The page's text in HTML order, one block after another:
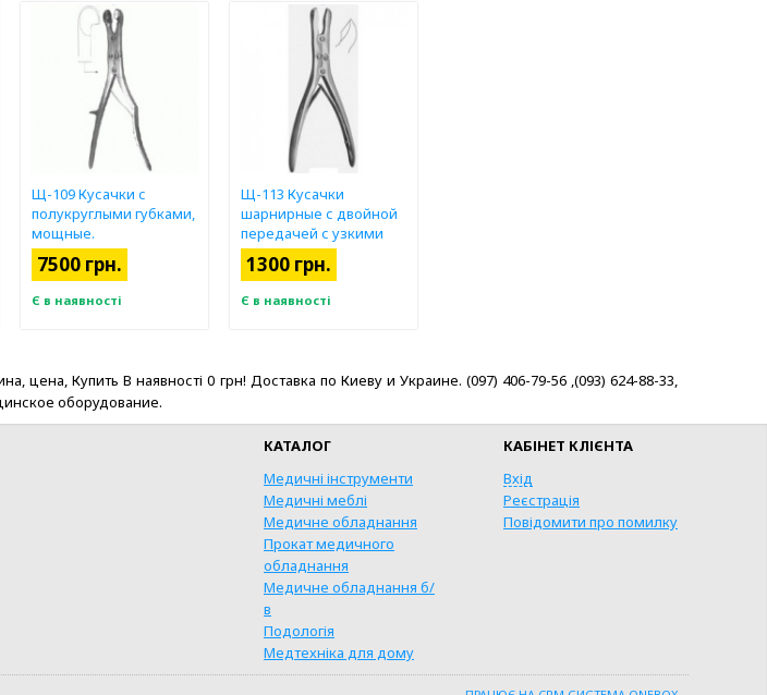
Щ-109 Кусачки с
полукруглыми губками,
мощные.
7500 грн.
Є в наявності
Щ-113 Кусачки
шарнирные с двойной
передачей с узкими
овальными губками,
изогнутые по
плоскости (по Янсену).
1300 грн.
Є в наявності
КУПИТИ
ШВИДКА ПОКУПКА
Купить В наявності 0 грн! Доставка по Киеву и Украине. (097) 406-79-56 ,(093) 624-88-33,
оборудование.
КАТАЛОГ
Медичні інструменти
Медичні меблі
Медичне обладнання
Прокат медичного
обладнання
Медичне обладнання б/
в
Подологія
Медтехніка для дому
КАБІНЕТ КЛІЄНТА
Вхід
Реєстрація
Повідомити про помилку